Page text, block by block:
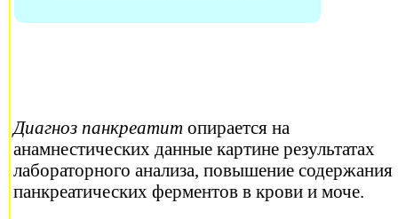
Диагноз панкреатит опирается на
анамнестических данные картине результатах
лабораторного анализа, повышение содержания
панкреатических ферментов в крови и моче.